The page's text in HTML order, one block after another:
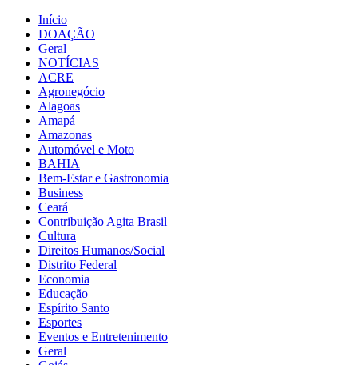
Início
DOAÇÃO
Geral
NOTÍCIAS
ACRE
Agronegócio
Alagoas
Amapá
Amazonas
Automóvel e Moto
BAHIA
Bem-Estar e Gastronomia
Business
Ceará
Contribuição Agita Brasil
Cultura
Direitos Humanos/Social
Distrito Federal
Economia
Educação
Espírito Santo
Esportes
Eventos e Entretenimento
Geral